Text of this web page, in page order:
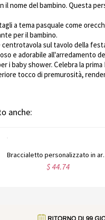
nome del bambino. Questa
a tema pasquale come
per il bambino.
sul tavolo della
e adorabile all'arredamento
baby shower. Celebra la
tocco di premurosità,
anche:
$ 44.74